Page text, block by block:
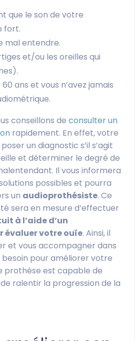
que le son de votre
fort.
mal entendre.
et/ou les oreilles qui
ans et vous n’avez jamais
conseillons de consulter un
rapidement. En effet, votre
un diagnostic s’il s’agit
et déterminer le degré de
Il vous informera
possibles et pourra
un audioprothésiste. Ce
sera en mesure d’effectuer
à l’aide d’un
évaluer votre ouïe. Ainsi, il
et vous accompagner dans
pour améliorer votre
prothèse est capable de
ralentir la progression de la